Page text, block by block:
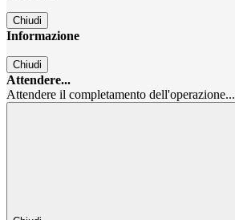
Chiudi
Informazione
Chiudi
Attendere...
Attendere il completamento dell'operazione...